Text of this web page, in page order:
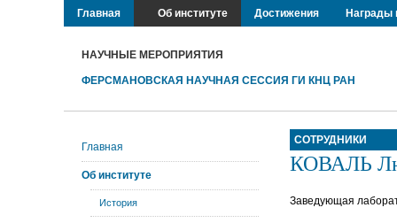
Главная Об институте Достижения Награды
НАУЧНЫЕ МЕРОПРИЯТИЯ
ФЕРСМАНОВСКАЯ НАУЧНАЯ СЕССИЯ ГИ КНЦ РАН
СОТРУДНИКИ
КОВАЛЬ
Заведующая
Главная
Об институте
История